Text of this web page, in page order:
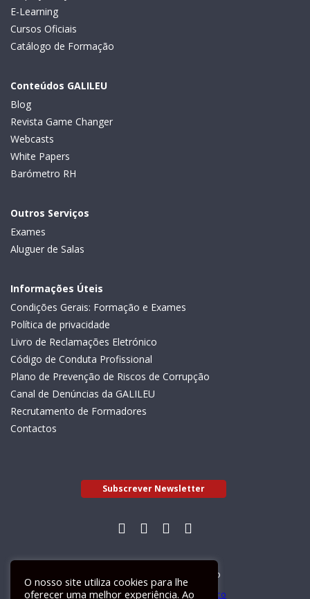
E-Learning
Cursos Oficiais
Catálogo de Formação
Conteúdos GALILEU
Blog
Revista Game Changer
Webcasts
White Papers
Barómetro RH
Outros Serviços
Exames
Aluguer de Salas
Informações Úteis
Condições Gerais: Formação e Exames
Política de privacidade
Livro de Reclamações Eletrónico
Código de Conduta Profissional
Plano de Prevenção de Riscos de Corrupção
Canal de Denúncias da GALILEU
Recrutamento de Formadores
Contactos
Subscrever Newsletter
Livro de Reclamações Electrónico
O nosso site utiliza cookies para lhe
oferecer uma melhor experiência. Ao